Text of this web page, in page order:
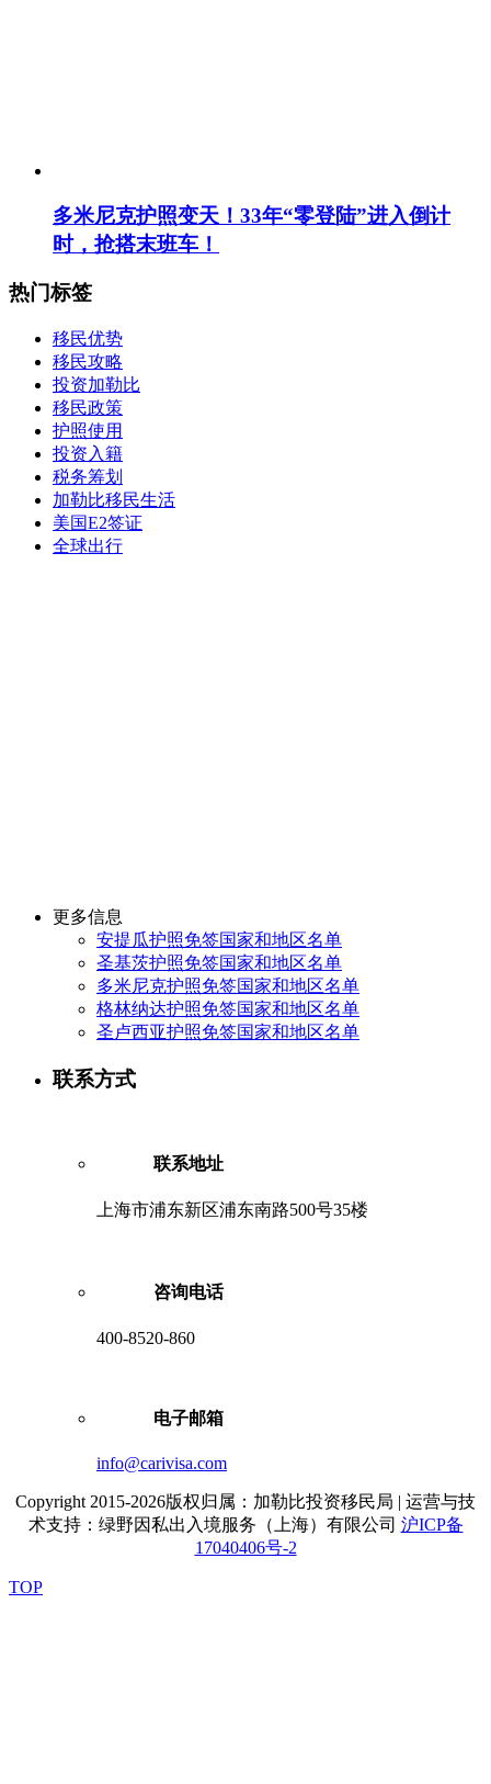
多米尼克护照变天！33年“零登陆”进入倒计
时，抢搭末班车！
热门标签
移民优势
移民攻略
投资加勒比
移民政策
护照使用
投资入籍
税务筹划
加勒比移民生活
美国E2签证
全球出行
更多信息
安提瓜护照免签国家和地区名单
圣基茨护照免签国家和地区名单
多米尼克护照免签国家和地区名单
格林纳达护照免签国家和地区名单
圣卢西亚护照免签国家和地区名单
联系方式
联系地址
上海市浦东新区浦东南路500号35楼
咨询电话
400-8520-860
电子邮箱
info@carivisa.com
Copyright 2015-2026版权归属：加勒比投资移民局 | 运营与技
术支持：绿野因私出入境服务（上海）有限公司 沪ICP备
17040406号-2
TOP